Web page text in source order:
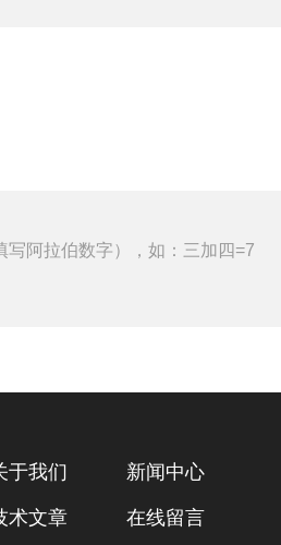
写阿拉伯数字），如：三加四=7
于我们 新闻中心
术文章 在线留言